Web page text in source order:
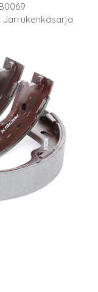
Jarrukenkäsarja